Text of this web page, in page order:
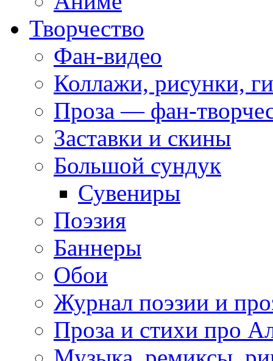
Творчество
Фан-видео
Коллажи, рисунки,
Проза — фан-
Заставки и скины
Большой сундук
Сувениры
Поэзия
Баннеры
Обои
Журнал поэзии и
Проза и стихи про